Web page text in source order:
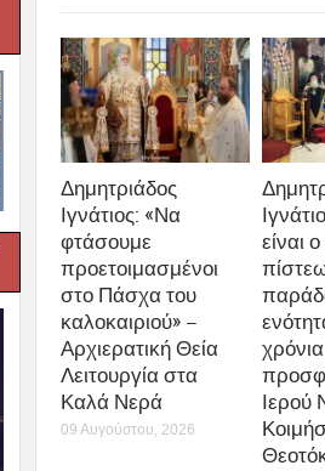
Δημητριάδος
Ιγνάτιος: «Να
φτάσουμε
προετοιμασμένοι
στο Πάσχα του
καλοκαιριού» –
Αρχιερατική Θεία
Λειτουργία στα
Καλά Νερά
09 Αυγούστου, 2026
είναι
Ιερού